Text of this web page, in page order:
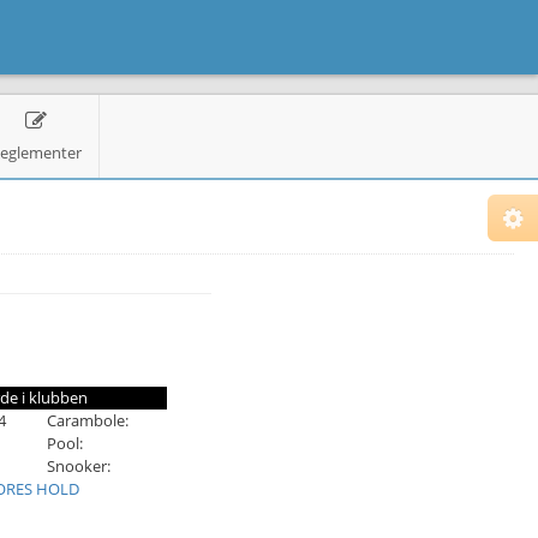
i klubben
Carambole:
Pool:
Snooker:
HOLD